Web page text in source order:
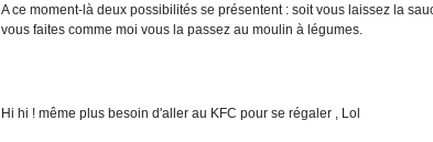
A ce moment-là deux possibilités se présentent : soit vous laissez la
vous faites comme moi vous la passez au moulin à légumes.
Hi hi ! même plus besoin d'aller au KFC pour se régaler , Lol